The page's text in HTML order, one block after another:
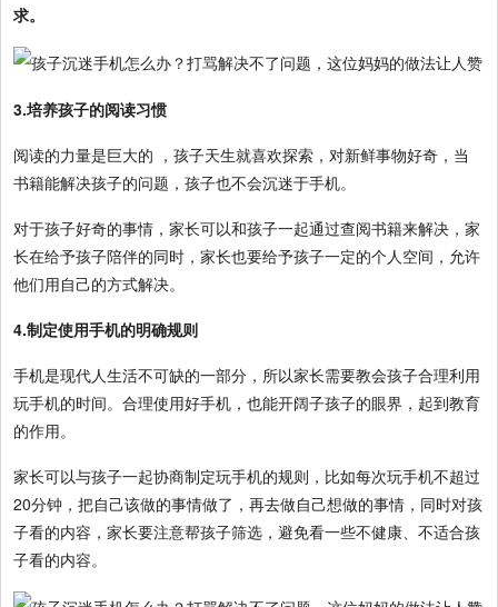
求。
3.培养孩子的阅读习惯
阅读的力量是巨大的 ，孩子天生就喜欢探索，对新鲜事物好奇，当
书籍能解决孩子的问题，孩子也不会沉迷于手机。
对于孩子好奇的事情，家长可以和孩子一起通过查阅书籍来解决，家
长在给予孩子陪伴的同时，家长也要给予孩子一定的个人空间，允许
他们用自己的方式解决。
4.制定使用手机的明确规则
手机是现代人生活不可缺的一部分，所以家长需要教会孩子合理利用
玩手机的时间。合理使用好手机，也能开阔子孩子的眼界，起到教育
的作用。
家长可以与孩子一起协商制定玩手机的规则，比如每次玩手机不超过
20分钟，把自己该做的事情做了，再去做自己想做的事情，同时对孩
子看的内容，家长要注意帮孩子筛选，避免看一些不健康、不适合孩
子看的内容。